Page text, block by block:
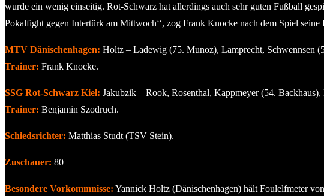
wurde ein wenig einseitig. Rot-Schwarz hat allerdings auch sehr guten Fußball
Pokalfight gegen Intertürk am Mittwoch‘‘, zog Frank Knocke nach dem Spiel seine
MTV Dänischenhagen: Holtz – Ladewig (75. Munoz), Lamprecht, Schwennsen
Trainer: Frank Knocke.
SSG Rot-Schwarz Kiel: Jakubzik – Rook, Rosenthal, Kappmeyer (54.
Trainer: Benjamin Szodruch.
Schiedsrichter: Matthias Studt (TSV Stein).
Zuschauer: 80
Besondere Vorkommnisse: Yannick Holtz (Dänischenhagen) hält Foulelfmeter